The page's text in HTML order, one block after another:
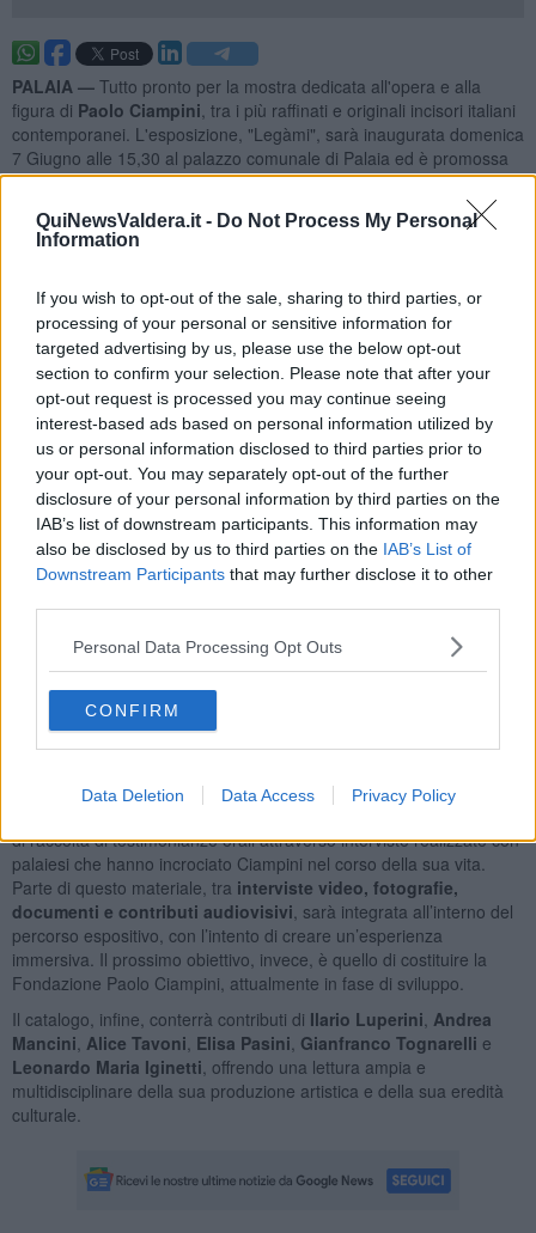
QuiNewsValdera.it - Do Not Process My Personal
Information
If you wish to opt-out of the sale, sharing to third parties, or
processing of your personal or sensitive information for
targeted advertising by us, please use the below opt-out
section to confirm your selection. Please note that after your
opt-out request is processed you may continue seeing
interest-based ads based on personal information utilized by
us or personal information disclosed to third parties prior to
your opt-out. You may separately opt-out of the further
disclosure of your personal information by third parties on the
IAB’s list of downstream participants. This information may
also be disclosed by us to third parties on the IAB’s List of
Downstream Participants that may further disclose it to other
Personal Data Processing Opt Outs
CONFIRM
Data Deletion Data Access Privacy Policy
PALAIA — Tutto pronto per la mostra dedicata all'opera e alla
figura di Paolo Ciampini , tra i più raffinati e originali incisori italiani
contemporanei. L'esposizione, "Legàmi", sarà inaugurata domenica
7 Giugno alle 15,30 al palazzo comunale di Palaia ed è promossa
dal Comune in collaborazione con la famiglia di Ciampini e con il
Una mostra, aperta sino al prossimo 7 Luglio, che nasce dalla
artistico nazionale la complessità di un artista che ha saputo
trasformare l’incisione in una forma di ricerca poetica
Attraverso l’esposizione di acqueforti, incisioni, disegni, materiali
d’archivio, opere storiche e lavori raramente esposti, la mostra
ricostruisce il lungo cammino creativo di Ciampini, dagli esordi alle
grandi opere della maturità.
Il titolo, "Legàmi", richiama invece il profondo rapporto che l’artista
ha intrecciato nel corso della propria vita con la comunità di Palaia,
con gli studenti, gli amici, i colleghi e le numerose persone che
hanno attraversato il suo studio. "Abbiamo fortemente voluto
questa mostra per tributare Paolo Ciampini, non solo grande artista
riconosciuto a livello internazionale, ma membro della comunità
palaiese, nella quale ha trascorso gran parte della sua vita - ha
con le persone è protagonista e testimone di questo connubio:
gran parte dei lavori presenti in mostra provengono da
collezioni private di istituzioni e famigliealle quali Paolo
di raccolta di testimonianze orali attraverso interviste realizzate con
palaiesi che hanno incrociato Ciampini nel corso della sua vita.
Parte di questo materiale, tra interviste video, fotografie,
documenti e contributi audiovisivi , sarà integrata all’interno del
percorso espositivo, con l’intento di creare un’esperienza
immersiva. Il prossimo obiettivo, invece, è quello di costituire la
Fondazione Paolo Ciampini, attualmente in fase di sviluppo.
Il catalogo, infine, conterrà contributi di Ilario Luperini Andrea
Mancini Alice Tavoni Elisa Pasini Gianfranco Tognarelli e
Leonardo Maria Iginetti , offrendo una lettura ampia e
multidisciplinare della sua produzione artistica e della sua eredità
culturale.